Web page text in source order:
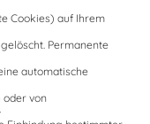
Cookies) auf Ihrem
Permanente
automatische
oder von